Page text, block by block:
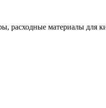
расходные материалы для